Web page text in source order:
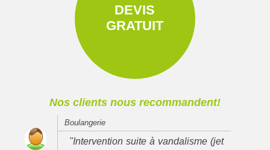
DEVIS
GRATUIT
Nos clients nous recommandent!
Boulangerie
"Intervention suite à vandalisme (jet